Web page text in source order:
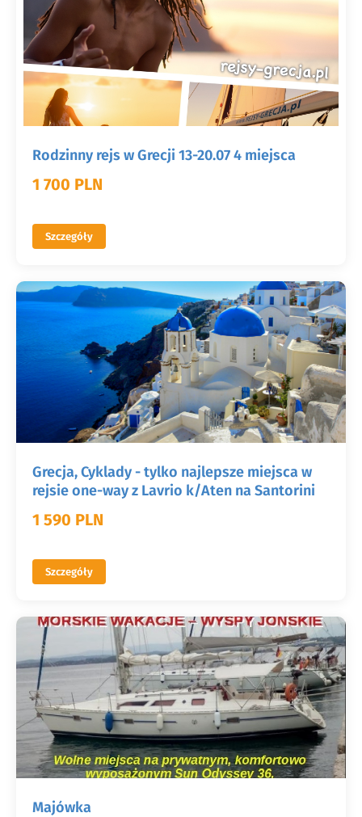
Rodzinny rejs w Grecji 13-20.07 4 miejsca
1 700 PLN
Szczegóły
Grecja, Cyklady - tylko najlepsze miejsca w
rejsie one-way z Lavrio k/Aten na Santorini
1 590 PLN
Szczegóły
Majówka